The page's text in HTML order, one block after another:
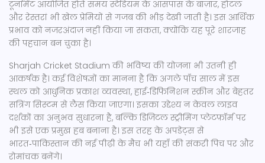
टूर्नामेंट आयोजित होते समय स्टेडियम के आसपास के बाज़ार, होटल
और रेस्तरां भी खेल प्रेमियों से गजब की भीड़ देखी जाती है। इस आर्थिक
प्रभाव को नजरअंदाज़ नहीं किया जा सकता, क्योंकि यह पूरे शारजाह
की पहचान बन चुका है।
Sharjah Cricket Stadium की भविष्य की योजना भी उतनी ही
आकर्षक है। कई विशेषज्ञों का मानना है कि अगले पाँच साल में इस
स्थल को आधुनिक प्रकाश व्यवस्था, हाई‑डिफिनिशन स्क्रीन और बेहतर
सत्रिंग सिस्टम से लैस किया जाएगा। इसका उद्देश्य न केवल लाइव
दर्शकों का अनुभव सुधारना है, बल्कि डिजिटल स्ट्रीमिंग प्लेटफ़ॉर्म पर
भी इसे एक प्रमुख हब बनाना है। इस तरह के अपडेट्स से
भारत‑पाकिस्तान की नई पीढ़ी के मैच भी यहाँ की संकरी पिच पर और
रोमांचक बनेंगे।